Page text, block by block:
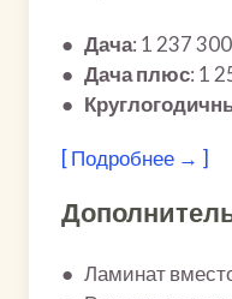
● Дача: 1 237
● Дача плюс: 1
●
[ Подробнее → ]
● Ламинат